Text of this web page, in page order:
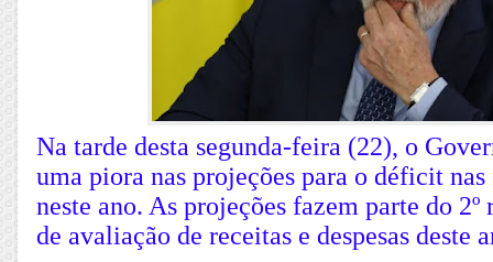
Na tarde desta segunda-feira (22), o
uma piora nas projeções para o déficit
neste ano. As projeções fazem parte do
de avaliação de receitas e despesas deste